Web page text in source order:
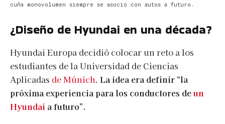
cuña monovolumen siempre se asoció con autos a futuro.
¿Diseño de Hyundai en una década?
Hyundai Europa decidió colocar un reto a los
estudiantes de la Universidad de Ciencias
Aplicadas de Múnich. La idea era definir “la
próxima experiencia para los conductores deun
Hyundai a futuro”.